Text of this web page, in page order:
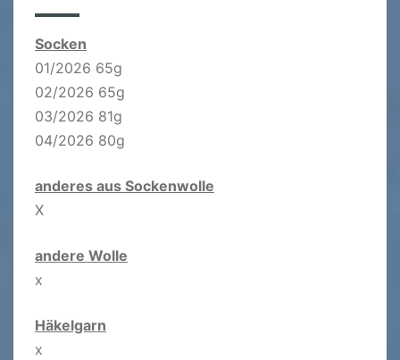
Socken
01/2026 65g
02/2026 65g
03/2026 81g
04/2026 80g
anderes aus Sockenwolle
X
andere Wolle
x
Häkelgarn
x